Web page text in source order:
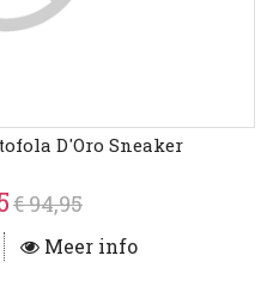
D'Oro Sneaker
€ 94,95
Meer info